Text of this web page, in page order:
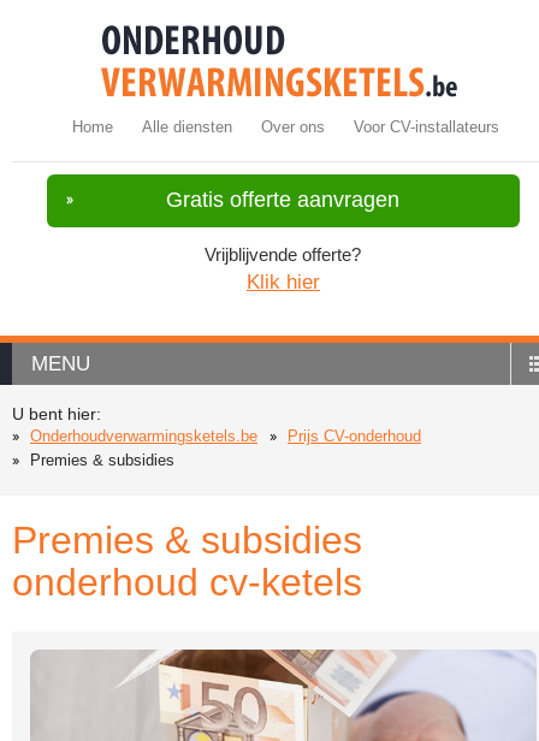
Home Alle diensten Over ons Voor CV-installateurs
Gratis offerte aanvragen
Vrijblijvende offerte?
Klik hier
MENU
U bent hier:
Onderhoudverwarmingsketels.be
Prijs CV-onderhoud
Premies & subsidies
Premies & subsidies
onderhoud cv-ketels